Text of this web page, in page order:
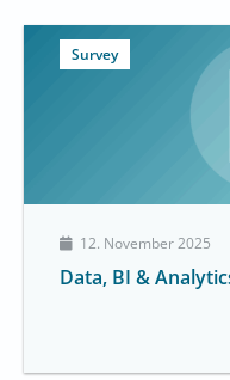
Survey
12. November 2025
Data, BI &